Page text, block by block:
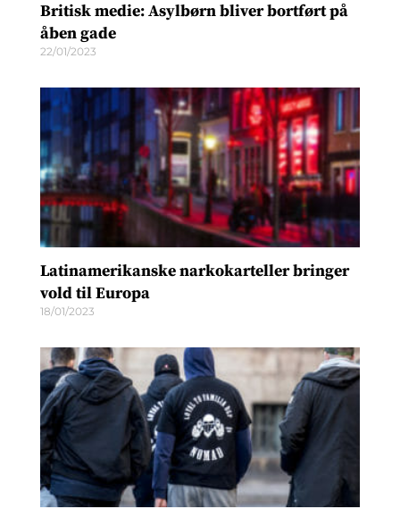
Britisk medie: Asylbørn bliver bortført på
åben gade
22/01/2023
Latinamerikanske narkokarteller bringer
vold til Europa
18/01/2023